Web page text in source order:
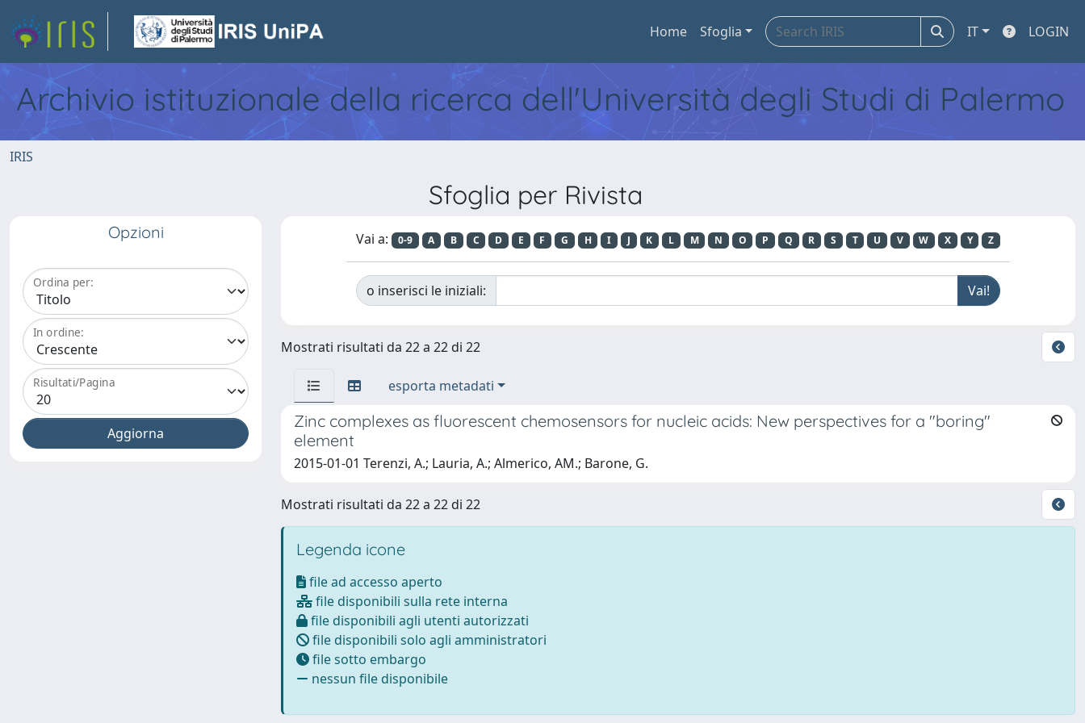
Home Sfoglia IT LOGIN
Archivio istituzionale della ricerca dell'Università degli Studi di Palermo
IRIS
Sfoglia per Rivista
Opzioni
Ordina per:
In ordine:
Risultati/Pagina
Vai a: 0-9 A B C D E F G H I J K L M N O P Q R S T U V W X Y Z
o inserisci le iniziali:
Mostrati risultati da 22 a 22 di 22
esporta metadati
Zinc complexes as fluorescent chemosensors for nucleic acids: New perspectives for a "boring"
element
2015-01-01 Terenzi, A.; Lauria, A.; Almerico, AM.; Barone, G.
Mostrati risultati da 22 a 22 di 22
Legenda icone
file ad accesso aperto
file disponibili sulla rete interna
file disponibili agli utenti autorizzati
file disponibili solo agli amministratori
file sotto embargo
nessun file disponibile